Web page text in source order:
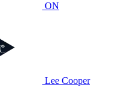
ON
Lee Cooper